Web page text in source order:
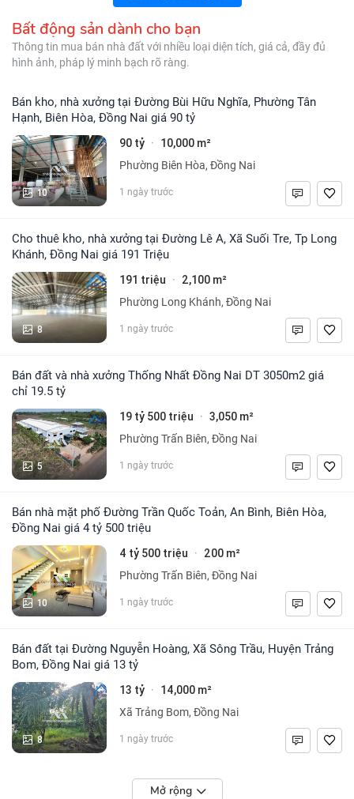
Bất động sản dành cho bạn
Thông tin mua bán nhà đất với nhiều loại diện tích, giá cả, đầy đủ
hình ảnh, pháp lý minh bạch rõ ràng.
Bán kho, nhà xưởng tại Đường Bùi Hữu Nghĩa, Phường Tân
Hạnh, Biên Hòa, Đồng Nai giá 90 tỷ
10
90 tỷ · 10,000 m²
Phường Biên Hòa, Đồng Nai
1 ngày trước
Cho thuê kho, nhà xưởng tại Đường Lê A, Xã Suối Tre, Tp Long
Khánh, Đồng Nai giá 191 Triệu
8
191 triệu · 2,100 m²
Phường Long Khánh, Đồng Nai
1 ngày trước
Bán đất và nhà xưởng Thống Nhất Đồng Nai DT 3050m2 giá
chỉ 19.5 tỷ
5
19 tỷ 500 triệu · 3,050 m²
Phường Trấn Biên, Đồng Nai
1 ngày trước
Bán nhà mặt phố Đường Trần Quốc Toản, An Bình, Biên Hòa,
Đồng Nai giá 4 tỷ 500 triệu
10
4 tỷ 500 triệu · 200 m²
Phường Trấn Biên, Đồng Nai
1 ngày trước
Bán đất tại Đường Nguyễn Hoàng, Xã Sông Trầu, Huyện Trảng
Bom, Đồng Nai giá 13 tỷ
8
13 tỷ · 14,000 m²
Xã Trảng Bom, Đồng Nai
1 ngày trước
Mở rộng